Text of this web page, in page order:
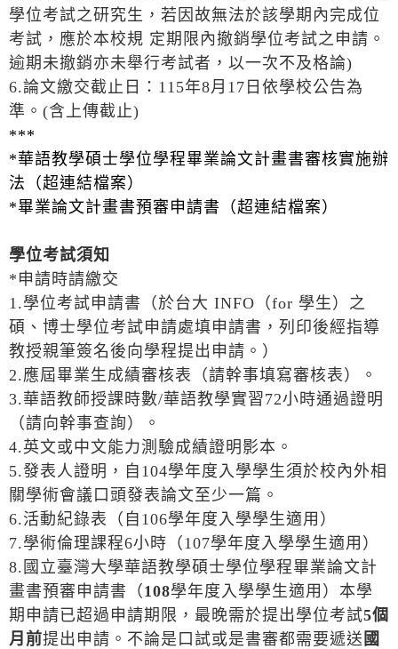
學位考試之研究生，若因故無法於該學期內完成位
考試，應於本校規 定期限內撤銷學位考試之申請。
逾期未撤銷亦未舉行考試者，以一次不及格論)
6.論文繳交截止日：115年8月17日依學校公告為
準。(含上傳截止)
***
*華語教學碩士學位學程畢業論文計畫書審核實施辦
法（超連結檔案）
*畢業論文計畫書預審申請書（超連結檔案）
學位考試須知
*申請時請繳交
1.學位考試申請書（於台大 INFO（for 學生）之
碩、博士學位考試申請處填申請書，列印後經指導
教授親筆簽名後向學程提出申請。）
2.應屆畢業生成績審核表（請幹事填寫審核表）。
3.華語教師授課時數/華語教學實習72小時通過證明
（請向幹事查詢）。
4.英文或中文能力測驗成績證明影本。
5.發表人證明，自104學年度入學學生須於校內外相
關學術會議口頭發表論文至少一篇。
6.活動紀錄表（自106學年度入學學生適用）
7.學術倫理課程6小時（107學年度入學學生適用）
8.國立臺灣大學華語教學碩士學位學程畢業論文計
畫書預審申請書（108學年度入學學生適用）本學
期申請已超過申請期限，最晚需於提出學位考試5個
月前提出申請。不論是口試或是書審都需要遞送 國